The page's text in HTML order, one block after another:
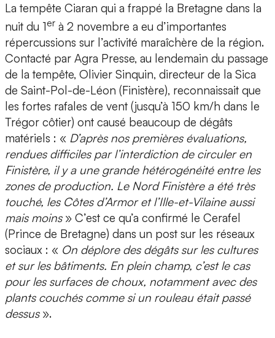
La tempête Ciaran qui a frappé la Bretagne dans la
nuit du 1er à 2 novembre a eu d’importantes
répercussions sur l’activité maraîchère de la région.
Contacté par Agra Presse, au lendemain du passage
de la tempête, Olivier Sinquin, directeur de la Sica
de Saint-Pol-de-Léon (Finistère), reconnaissait que
les fortes rafales de vent (jusqu’à 150 km/h dans le
Trégor côtier) ont causé beaucoup de dégâts
matériels : « D’après nos premières évaluations,
rendues difficiles par l’interdiction de circuler en
Finistère, il y a une grande hétérogénéité entre les
zones de production. Le Nord Finistère a été très
touché, les Côtes d’Armor et l’Ille-et-Vilaine aussi
mais moins» C’est ce qu’a confirmé le Cerafel
(Prince de Bretagne) dans un post sur les réseaux
sociaux : « On déplore des dégâts sur les cultures
et sur les bâtiments. En plein champ, c’est le cas
pour les surfaces de choux, notamment avec des
plants couchés comme si un rouleau était passé
dessus ».